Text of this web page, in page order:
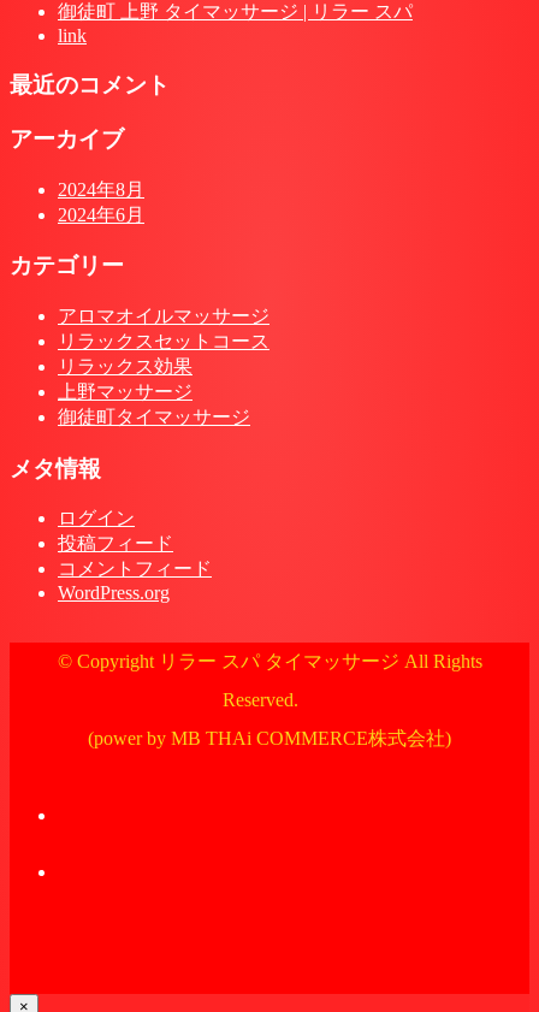
御徒町 上野 タイマッサージ | リラー スパ
link
最近のコメント
アーカイブ
2024年8月
2024年6月
カテゴリー
アロマオイルマッサージ
リラックスセットコース
リラックス効果
上野マッサージ
御徒町タイマッサージ
メタ情報
ログイン
投稿フィード
コメントフィード
WordPress.org
© Copyright リラー スパ タイマッサージ All Rights
Reserved.
(power by MB THAi COMMERCE株式会社)
×